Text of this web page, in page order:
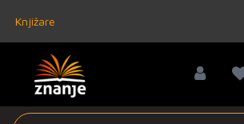
Knjižare